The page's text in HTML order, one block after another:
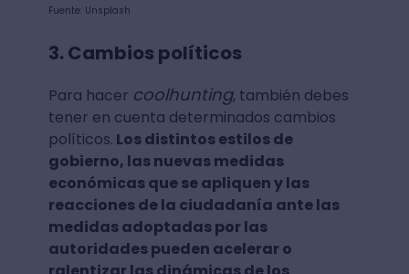
Fuente: Unsplash
3. Cambios políticos
Para hacer coolhunting, también debes
tener en cuenta determinados cambios
políticos. Los distintos estilos de
gobierno, las nuevas medidas
económicas que se apliquen y las
reacciones de la ciudadanía ante las
medidas adoptadas por las
autoridades pueden acelerar o